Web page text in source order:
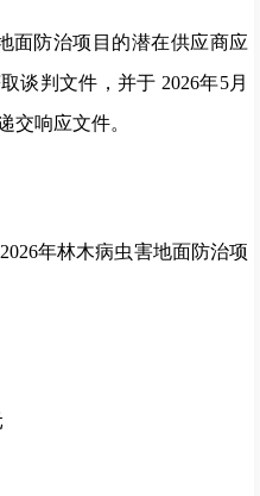
面防治项目的潜在供应商应
谈判文件，并于 2026年5月
交响应文件。
年林木病虫害地面防治项